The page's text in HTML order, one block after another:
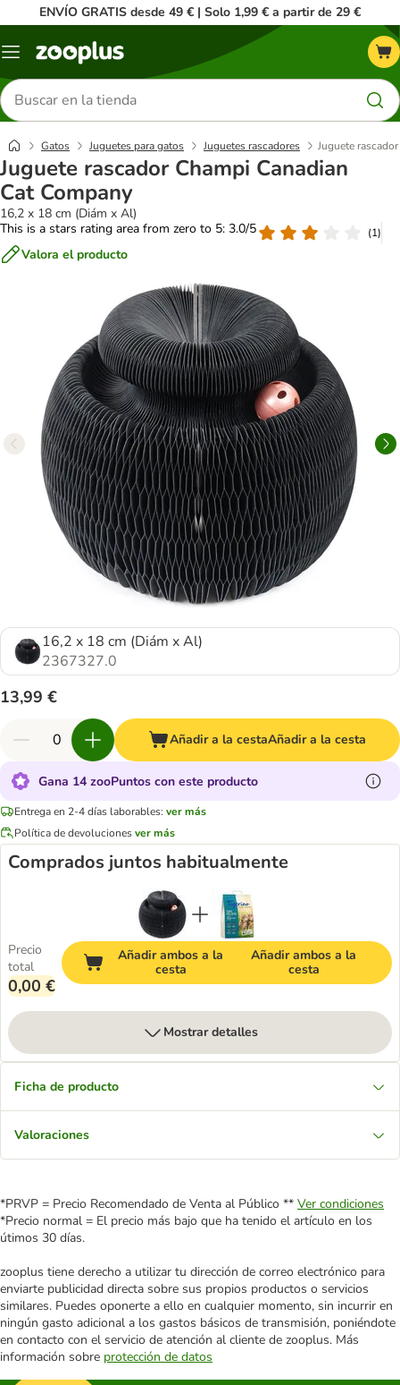
ENVÍO GRATIS desde 49 € | Solo 1,99 € a partir de 29 €
Menú
Buscar
productos
Gatos Juguetes para gatos Juguetes rascadores Juguete
Juguete rascador Champi Canadian
Cat Company
16,2 x 18 cm (Diám x Al)
This is a stars rating area from zero to 5: 3.0/5
(1)
Valora el producto
16,2 x 18 cm (Diám x Al)
2367327.0
13,99 €
Añadir a la cestaAñadir a la cesta
Gana 14 zooPuntos con este producto
Entrega en 2-4 días laborables: ver más
Política de devolucionesver más
Comprados juntos habitualmente
Precio
total
0,00 €
Añadir ambos a la
cesta
Añadir ambos a la
cesta
Mostrar detalles
Ficha de producto
Valoraciones
*PRVP = Precio Recomendado de Venta al Público ** Ver condiciones
*Precio normal = El precio más bajo que ha tenido el artículo en los
útimos 30 días.
zooplus tiene derecho a utilizar tu dirección de correo electrónico para
enviarte publicidad directa sobre sus propios productos o servicios
similares. Puedes oponerte a ello en cualquier momento, sin incurrir en
ningún gasto adicional a los gastos básicos de transmisión, poniéndote
en contacto con el servicio de atención al cliente de zooplus. Más
información sobre protección de datos